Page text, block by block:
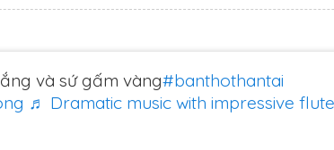
và sứ gấm vàng#banthothantai
♬ Dramatic music with impressive flute